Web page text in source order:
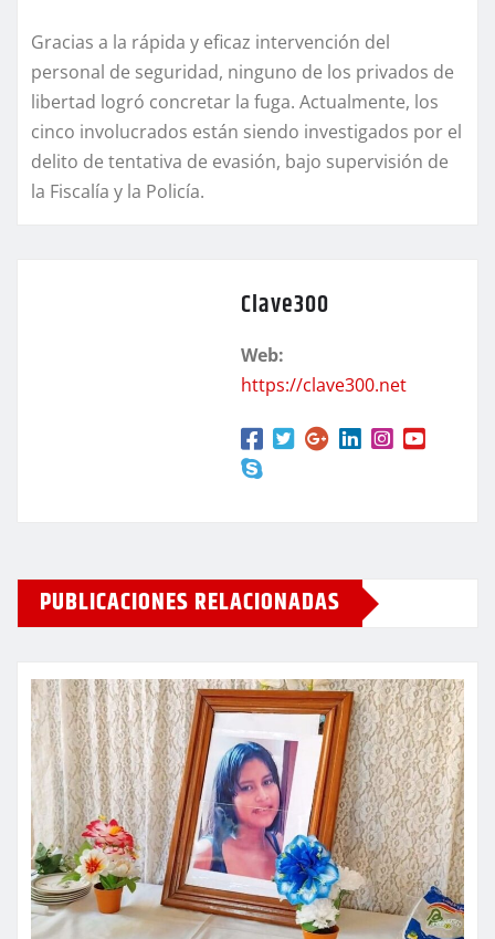
Gracias a la rápida y eficaz intervención del
personal de seguridad, ninguno de los privados de
libertad logró concretar la fuga. Actualmente, los
cinco involucrados están siendo investigados por el
delito de tentativa de evasión, bajo supervisión de
la Fiscalía y la Policía.
Clave300
Web:
https://clave300.net
PUBLICACIONES RELACIONADAS